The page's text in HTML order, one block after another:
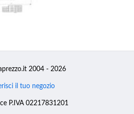
2004 - 2026
il tuo negozio
P.IVA 02217831201